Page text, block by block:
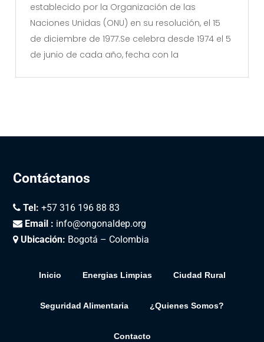
establecido por la Organización de las
Naciones Unidas (ONU) en su resolución, el 15
de diciembre de 1977.Se celebra desde 1974 el 5
de junio de cada año, fecha con la
Contáctanos
Tel: +57 316 196 88 83
Email : info@ongonaldep.org
Ubicación: Bogotá – Colombia
Inicio Energias Limpias Ciudad Rural
Seguridad Alimentaria ¿Quienes Somos?
Contacto